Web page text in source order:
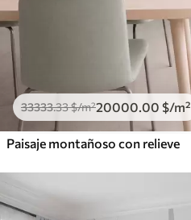
33333.33$/m²20000 .00 $/m²
Paisaje montañoso con relieve